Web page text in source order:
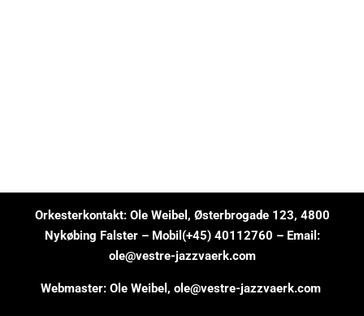
Orkesterkontakt: Ole Weibel, Østerbrogade 123, 4800
Nykøbing Falster – Mobil(+45) 40112760 – Email:
ole@vestre-jazzvaerk.com
Webmaster: Ole Weibel, ole@vestre-jazzvaerk.com